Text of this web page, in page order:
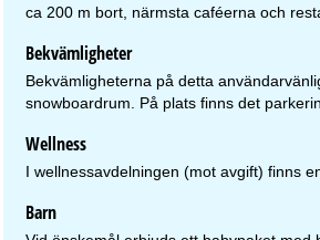
Öppettider
Lö-Sö:
ca 200 m bort, närmsta caféerna och
Bekvämligheter
Bekvämligheterna på detta
snowboardrum. På plats finns det
Wellness
I wellnessavdelningen (mot avgift) finns
Barn